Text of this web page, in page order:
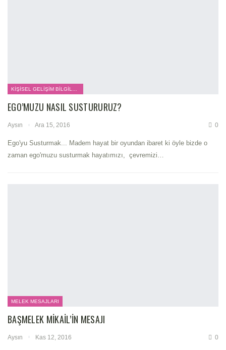
KIŞISEL GELIŞIM BILGILERI
EGO’MUZU NASIL SUSTURURUZ?
Aysın Ara 15, 2016 0
Ego'yu Susturmak... Madem hayat bir oyundan ibaret ki öyle bizde o
zaman ego'muzu susturmak hayatımızı, çevremizi…
MELEK MESAJLARI
BAŞMELEK MIKAIL’IN MESAJI
Aysın Kas 12, 2016 0